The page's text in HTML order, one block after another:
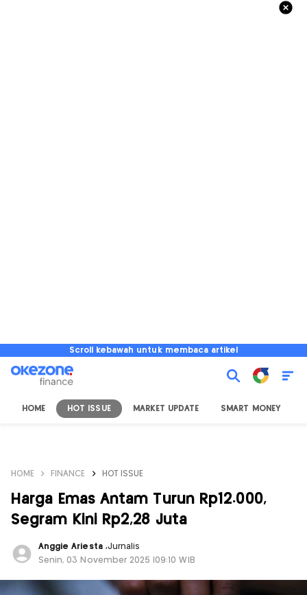
Scroll kebawah untuk membaca artikel
HOME HOT ISSUE MARKET UPDATE SMART MONEY
HOME FINANCE HOT ISSUE
Harga Emas Antam Turun Rp12.000,
Segram Kini Rp2,28 Juta
Anggie Ariesta ,Jurnalis
Senin, 03 November 2025 |09:10 WIB